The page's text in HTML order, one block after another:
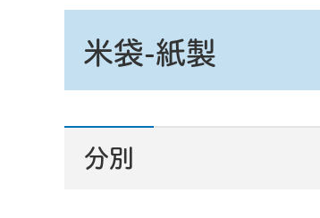
米袋-紙製
分別